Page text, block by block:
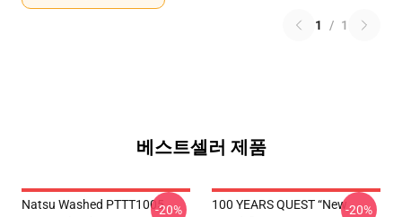
1 / 1
베스트셀러 제품
Natsu Washed PTTT1005-20%
100 YEARS QUEST “New-20%